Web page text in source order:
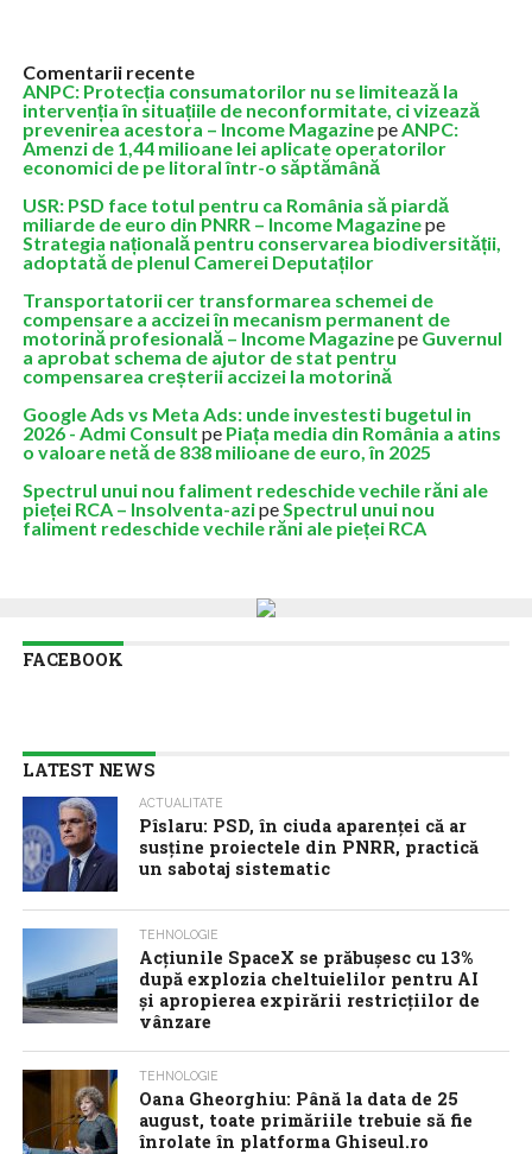
Comentarii recente
ANPC: Protecția consumatorilor nu se limitează la
intervenția în situațiile de neconformitate, ci vizează
prevenirea acestora – Income MagazinepeANPC:
Amenzi de 1,44 milioane lei aplicate operatorilor
economici de pe litoral într-o săptămână
USR: PSD face totul pentru ca România să piardă
miliarde de euro din PNRR – Income Magazinepe
Strategia națională pentru conservarea biodiversității,
adoptată de plenul Camerei Deputaților
Transportatorii cer transformarea schemei de
compensare a accizei în mecanism permanent de
motorină profesională – Income Magazinepe Guvernul
a aprobat schema de ajutor de stat pentru
compensarea creșterii accizei la motorină
Google Ads vs Meta Ads: unde investesti bugetul in
2026 - Admi Consult pe Piața media din România a atins
o valoare netă de 838 milioane de euro, în 2025
Spectrul unui nou faliment redeschide vechile răni ale
pieței RCA – Insolventa-azipeSpectrul unui nou
faliment redeschide vechile răni ale pieței RCA
FACEBOOK
LATEST NEWS
ACTUALITATE
Pîslaru: PSD, în ciuda aparenței că ar
susține proiectele din PNRR, practică
un sabotaj sistematic
TEHNOLOGIE
Acţiunile SpaceX se prăbuşesc cu 13%
după explozia cheltuielilor pentru AI
şi apropierea expirării restricţiilor de
vânzare
TEHNOLOGIE
Oana Gheorghiu: Până la data de 25
august, toate primăriile trebuie să fie
înrolate în platforma Ghiseul.ro